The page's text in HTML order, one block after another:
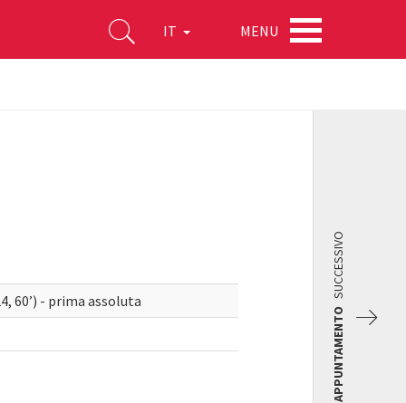
IT MENU
60’) - prima assoluta
APPUNTAMENTO
SUCCESSIVO